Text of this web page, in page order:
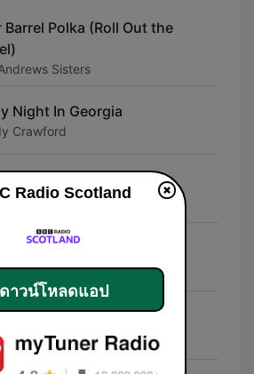
Barrel Polka (Roll Out the
Sisters
Night In Georgia
Crawford
Franklin
Is Time
& Jean-Philippe Rameau
Died in Your Arms
Crew
Radio Scotland
ดาวน์โหลดแอป